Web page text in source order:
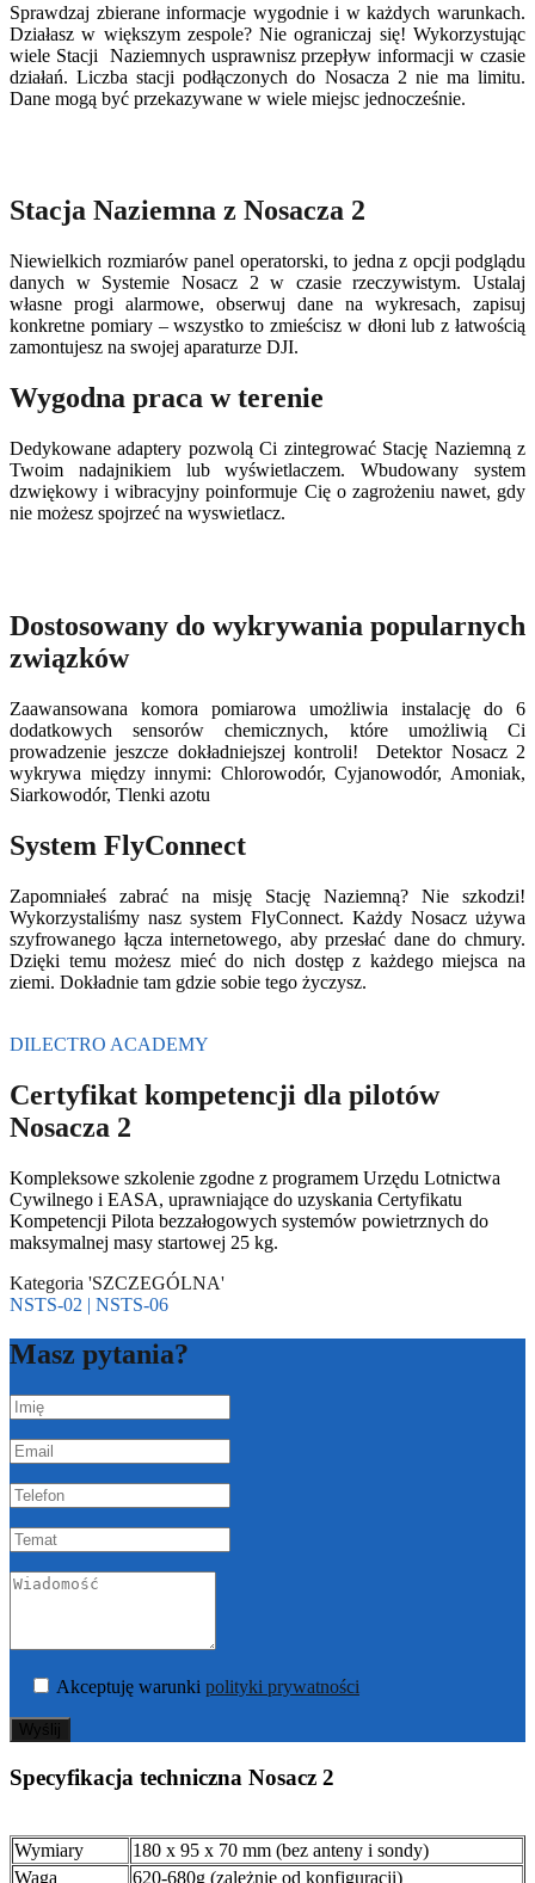
Sprawdzaj zbierane informacje wygodnie i w każdych warunkach.
Działasz w większym zespole? Nie ograniczaj się! Wykorzystując
wiele Stacji Naziemnych usprawnisz przepływ informacji w czasie
działań. Liczba stacji podłączonych do Nosacza 2 nie ma limitu.
Dane mogą być przekazywane w wiele miejsc jednocześnie.
Stacja Naziemna z Nosacza 2
Niewielkich rozmiarów panel operatorski, to jedna z opcji podglądu
danych w Systemie Nosacz 2 w czasie rzeczywistym. Ustalaj
własne progi alarmowe, obserwuj dane na wykresach, zapisuj
konkretne pomiary – wszystko to zmieścisz w dłoni lub z łatwością
zamontujesz na swojej aparaturze DJI.
Wygodna praca w terenie
Dedykowane adaptery pozwolą Ci zintegrować Stację Naziemną z
Twoim nadajnikiem lub wyświetlaczem. Wbudowany system
dzwiękowy i wibracyjny poinformuje Cię o zagrożeniu nawet, gdy
nie możesz spojrzeć na wyswietlacz.
Dostosowany do wykrywania popularnych
związków
Zaawansowana komora pomiarowa umożliwia instalację do 6
dodatkowych sensorów chemicznych, które umożliwią Ci
prowadzenie jeszcze dokładniejszej kontroli! Detektor Nosacz 2
wykrywa między innymi: Chlorowodór, Cyjanowodór, Amoniak,
Siarkowodór, Tlenki azotu
System FlyConnect
Zapomniałeś zabrać na misję Stację Naziemną? Nie szkodzi!
Wykorzystaliśmy nasz system FlyConnect. Każdy Nosacz używa
szyfrowanego łącza internetowego, aby przesłać dane do chmury.
Dzięki temu możesz mieć do nich dostęp z każdego miejsca na
ziemi. Dokładnie tam gdzie sobie tego życzysz.
DILECTRO ACADEMY
Certyfikat kompetencji dla pilotów
Nosacza 2
Kompleksowe szkolenie zgodne z programem Urzędu Lotnictwa
Cywilnego i EASA, uprawniające do uzyskania Certyfikatu
Kompetencji Pilota bezzałogowych systemów powietrznych do
maksymalnej masy startowej 25 kg.
Kategoria 'SZCZEGÓLNA'
NSTS-02 | NSTS-06
Masz pytania?
Akceptuję warunki polityki prywatności
Wyślij
Specyfikacja techniczna Nosacz 2
Wymiary
180 x 95 x 70 mm (bez anteny i sondy)
Waga
620-680g (zależnie od konfiguracji)